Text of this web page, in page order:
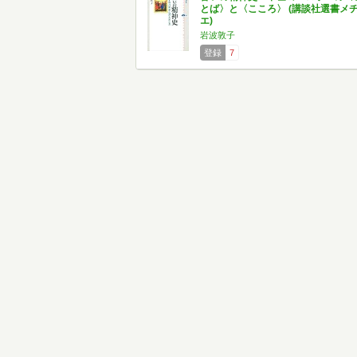
とば〉と〈こころ〉 (講談社選書メ
エ)
岩波敦子
登録
7